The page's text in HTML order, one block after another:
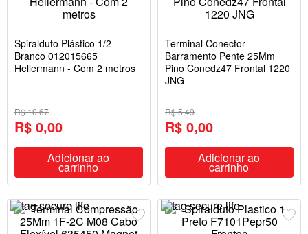
Spiralduto Plástico 1/2
Branco 012015665
Hellermann - Com 2 metros
R$ 10,67
R$ 0,00
Adicionar ao
carrinho
Terminal Conector
Barramento Pente 25Mm
Pino Conedz47 Frontal 1220
JNG
R$ 5,49
R$ 0,00
Adicionar ao
carrinho